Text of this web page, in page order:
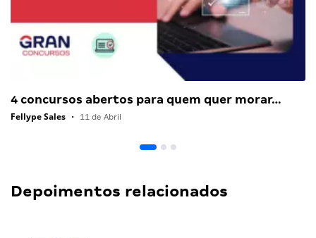
4 concursos abertos para quem quer morar…
Fellype Sales • 11 de Abril
Depoimentos relacionados